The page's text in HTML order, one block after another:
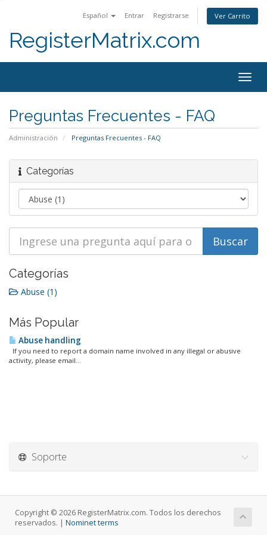
Español Entrar Registrarse Ver Carrito
RegisterMatrix.com
Preguntas Frecuentes - FAQ
Administración Preguntas Frecuentes - FAQ
Categorías
Categorías
Abuse (1)
Más Popular
Abuse handling
If you need to report a domain name involved in any illegal or abusive
activity, please email...
Soporte
Copyright © 2026 RegisterMatrix.com. Todos los derechos
reservados. | Nominet terms